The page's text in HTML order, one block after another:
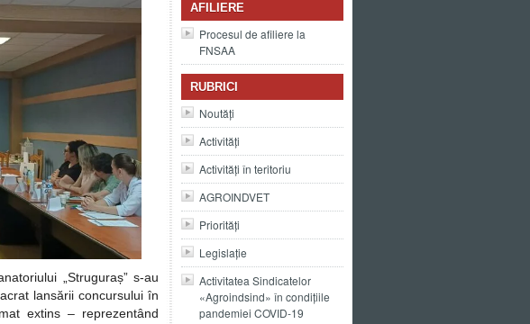
„Struguraș” s-au
lansării concursului în
extins – reprezentând
AFILIERE
Procesul de afiliere la
FNSAA
RUBRICI
Noutăți
Activități
Activități în teritoriu
AGROINDVET
Priorități
Legislație
Activitatea Sindicatelor
«Agroindsind» în condițiile
pandemiei COVID-19